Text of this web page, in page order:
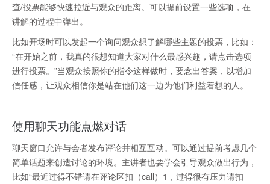
查/投票能够快速拉近与观众的距离。可以提前设置一些选项，在
讲解的过程中弹出。
比如开场时可以发起一个询问观众想了解哪些主题的投票，比如：
“在开始之前，我真的很想知道大家对什么最感兴趣，请点击选项
进行投票。”当观众按照你的指令这样做时，要念出答案，以增加
信任感，让观众相信你是站在他们这一边为他们利益着想的人。
使用聊天功能点燃对话
聊天窗口允许与会者发布评论并相互互动。可以通过提前考虑几个
简单话题来创造讨论的环境。主讲者也要学会引导观众做出行为，
比如“最近过得不错请在评论区扣（call）1，过得很有压力请扣